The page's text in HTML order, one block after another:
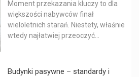
Moment przekazania kluczy to dla
większości nabywców finał
wieloletnich starań. Niestety, właśnie
wtedy najłatwiej przeoczyć...
Budynki pasywne – standardy i